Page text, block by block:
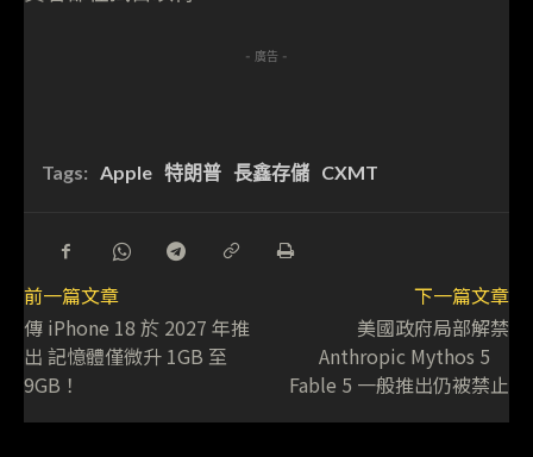
- 廣告 -
Tags: Apple 特朗普 長鑫存儲 CXMT
前一篇文章
傳 iPhone 18 於 2027 年推
出 記憶體僅微升 1GB 至
9GB！
下一篇文章
美國政府局部解禁
Anthropic Mythos 5
Fable 5 一般推出仍被禁止